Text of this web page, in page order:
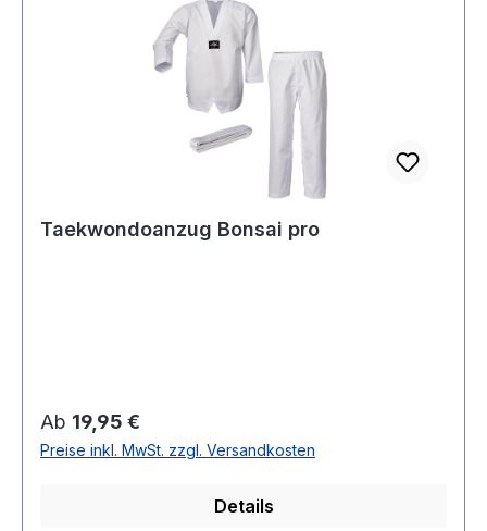
Taekwondoanzug Bonsai pro
Regulärer Preis:
Ab 19,95 €
Preise inkl. MwSt. zzgl. Versandkosten
Details